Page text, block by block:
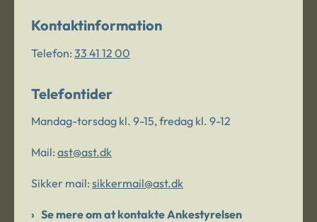
Kontaktinformation
Telefon: 33 41 12 00
Telefontider
Mandag-torsdag kl. 9-15, fredag kl. 9-12
Mail: ast@ast.dk
Sikker mail: sikkermail@ast.dk
Se mere om at kontakte Ankestyrelsen